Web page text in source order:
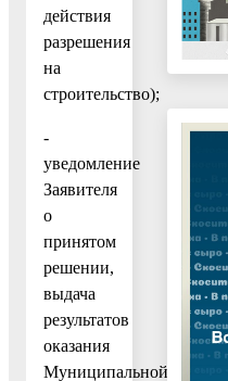
действия
разрешения
на
строительство);
-
уведомление
Заявителя
о
принятом
решении,
выдача
результатов
оказания
Муниципальной